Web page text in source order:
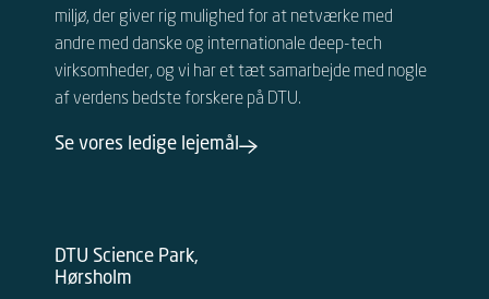
miljø, der giver rig mulighed for at netværke med
andre med danske og internationaledeep-tech
virksomheder, og vi har et tæt samarbejde med nogle
af verdens bedste forskere på DTU.
Se vores ledige lejemål
DTU Science Park,
Hørsholm